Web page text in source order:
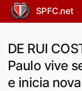
SPFC.net
DE RUI
Paulo vive
e inicia